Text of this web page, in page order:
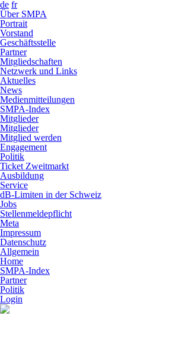
de fr
Über SMPA
Portrait
Vorstand
Geschäftsstelle
Partner
Mitgliedschaften
Netzwerk und Links
Aktuelles
News
Medienmitteilungen
SMPA-Index
Mitglieder
Mitglieder
Mitglied werden
Engagement
Politik
Ticket Zweitmarkt
Ausbildung
Service
dB-Limiten in der Schweiz
Jobs
Stellenmeldepflicht
Meta
Impressum
Datenschutz
Allgemein
Home
SMPA-Index
Partner
Politik
Login